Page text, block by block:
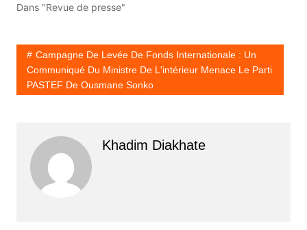
Dans "Revue de presse"
Campagne De Levée De Fonds Internationale : Un
Communiqué Du Ministre De L'intérieur Menace Le Parti
PASTEF De Ousmane Sonko
Khadim Diakhate